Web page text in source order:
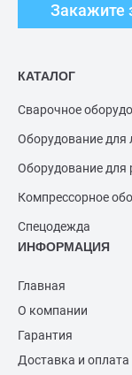
Закажите
КАТАЛОГ
Сварочное
Оборудование для
Оборудование для
Компрессорное
Спецодежда
ИНФОРМАЦИЯ
Главная
О компании
Гарантия
Доставка и оплата